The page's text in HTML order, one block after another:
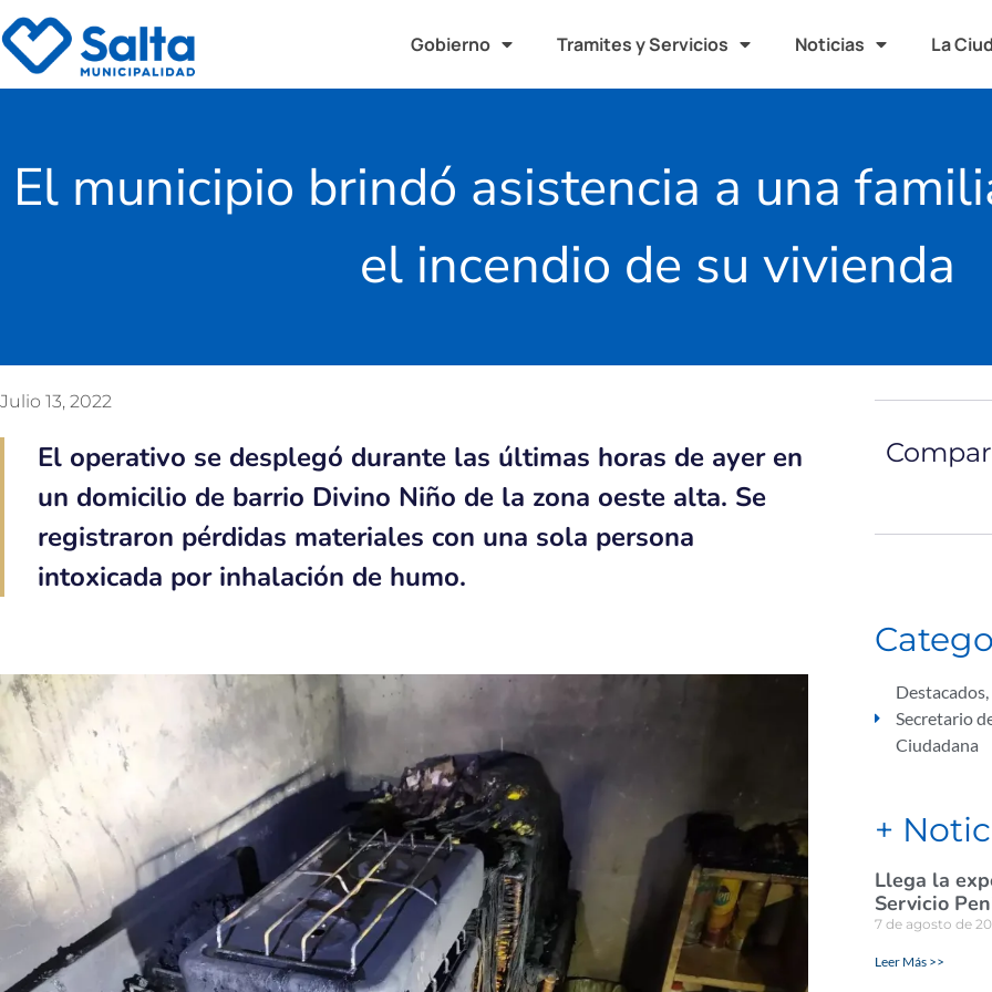
Gobierno Tramites y Servicios Noticias La
El municipio brindó asistencia a una
el incendio de su vivienda
Julio 13, 2022
El operativo se desplegó durante las últimas horas de ayer en
un domicilio de barrio Divino Niño de la zona oeste alta. Se
registraron pérdidas materiales con una sola persona
intoxicada por inhalación de humo.
Destacados,
Secretario
Ciudadana
+
Llega la
Servicio
7 de agosto de
Leer Más >>